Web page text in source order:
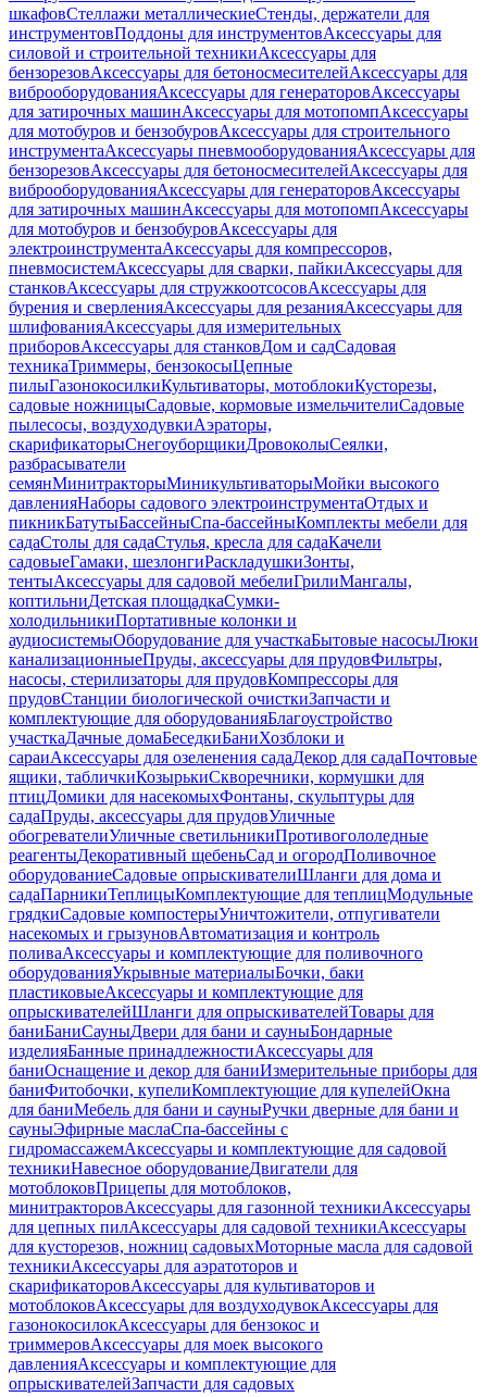
шкафовСтеллажи металлическиеСтенды, держатели для
инструментовПоддоны для инструментовАксессуары для
силовой и строительной техникиАксессуары для
бензорезовАксессуары для бетоносмесителейАксессуары для
виброоборудованияАксессуары для генераторовАксессуары
для затирочных машинАксессуары для мотопомпАксессуары
для мотобуров и бензобуровАксессуары для строительного
инструментаАксессуары пневмооборудованияАксессуары для
бензорезовАксессуары для бетоносмесителейАксессуары для
виброоборудованияАксессуары для генераторовАксессуары
для затирочных машинАксессуары для мотопомпАксессуары
для мотобуров и бензобуровАксессуары для
электроинструментаАксессуары для компрессоров,
пневмосистемАксессуары для сварки, пайкиАксессуары для
станковАксессуары для стружкоотсосовАксессуары для
бурения и сверленияАксессуары для резанияАксессуары для
шлифованияАксессуары для измерительных
приборовАксессуары для станковДом и садСадовая
техникаТриммеры, бензокосыЦепные
пилыГазонокосилкиКультиваторы, мотоблокиКусторезы,
садовые ножницыСадовые, кормовые измельчителиСадовые
пылесосы, воздуходувкиАэраторы,
скарификаторыСнегоуборщикиДровоколыСеялки,
разбрасыватели
семянМинитракторыМиникультиваторыМойки высокого
давленияНаборы садового электроинструментаОтдых и
пикникБатутыБассейныСпа-бассейныКомплекты мебели для
садаСтолы для садаСтулья, кресла для садаКачели
садовыеГамаки, шезлонгиРаскладушкиЗонты,
тентыАксессуары для садовой мебелиГрилиМангалы,
коптильниДетская площадкаСумки-
холодильникиПортативные колонки и
аудиосистемыОборудование для участкаБытовые насосыЛюки
канализационныеПруды, аксессуары для прудовФильтры,
насосы, стерилизаторы для прудовКомпрессоры для
прудовСтанции биологической очисткиЗапчасти и
комплектующие для оборудованияБлагоустройство
участкаДачные домаБеседкиБаниХозблоки и
сараиАксессуары для озеленения садаДекор для садаПочтовые
ящики, табличкиКозырькиСкворечники, кормушки для
птицДомики для насекомыхФонтаны, скульптуры для
садаПруды, аксессуары для прудовУличные
обогревателиУличные светильникиПротивогололедные
реагентыДекоративный щебеньСад и огородПоливочное
оборудованиеСадовые опрыскивателиШланги для дома и
садаПарникиТеплицыКомплектующие для теплицМодульные
грядкиСадовые компостерыУничтожители, отпугиватели
насекомых и грызуновАвтоматизация и контроль
поливаАксессуары и комплектующие для поливочного
оборудованияУкрывные материалыБочки, баки
пластиковыеАксессуары и комплектующие для
опрыскивателейШланги для опрыскивателейТовары для
баниБаниСауныДвери для бани и сауныБондарные
изделияБанные принадлежностиАксессуары для
баниОснащение и декор для баниИзмерительные приборы для
баниФитобочки, купелиКомплектующие для купелейОкна
для баниМебель для бани и сауныРучки дверные для бани и
сауныЭфирные маслаСпа-бассейны с
гидромассажемАксессуары и комплектующие для садовой
техникиНавесное оборудованиеДвигатели для
мотоблоковПрицепы для мотоблоков,
минитракторовАксессуары для газонной техникиАксессуары
для цепных пилАксессуары для садовой техникиАксессуары
для кусторезов, ножниц садовыхМоторные масла для садовой
техникиАксессуары для аэратоторов и
скарификаторовАксессуары для культиваторов и
мотоблоковАксессуары для воздуходувокАксессуары для
газонокосилокАксессуары для бензокос и
триммеровАксессуары для моек высокого
давленияАксессуары и комплектующие для
опрыскивателейЗапчасти для садовых